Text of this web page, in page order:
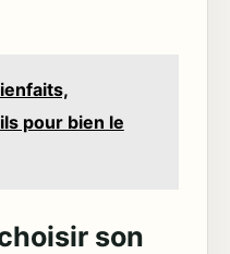
pour bien le
son